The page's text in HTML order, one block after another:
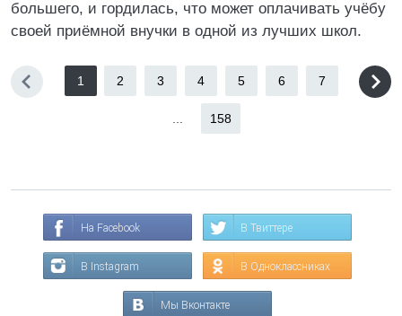
большего, и гордилась, что может оплачивать учёбу
своей приёмной внучки в одной из лучших школ.
1 2 3 4 5 6 7
158
На Facebook В Твиттере
В Instagram В Одноклассниках
Мы Вконтакте